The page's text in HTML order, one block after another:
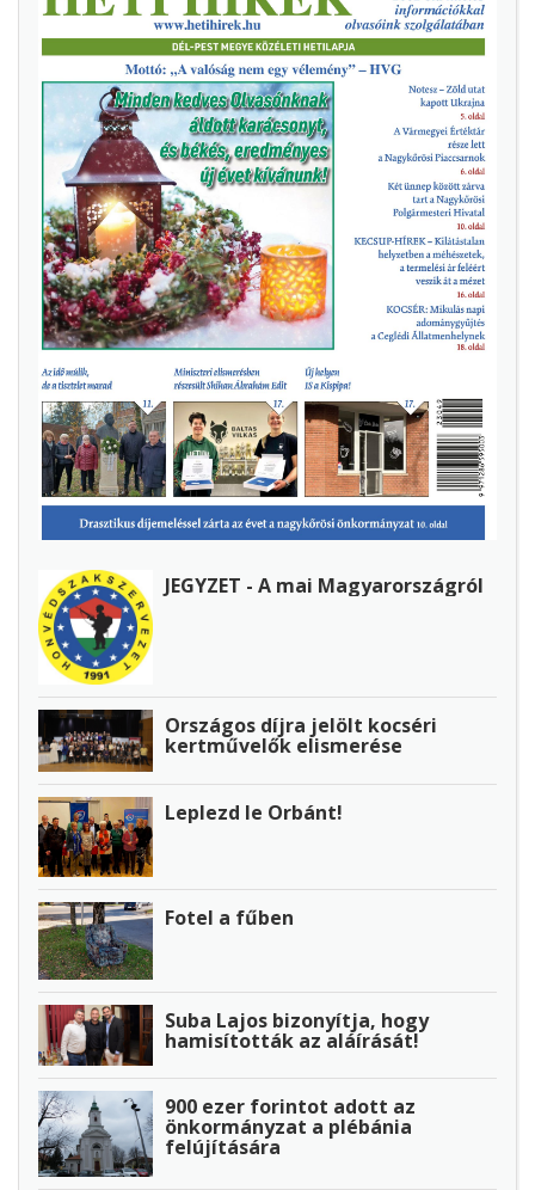
JEGYZET - A mai Magyarországról
Országos díjra jelölt kocséri
kertművelők elismerése
Leplezd le Orbánt!
Fotel a fűben
Suba Lajos bizonyítja, hogy
hamisították az aláírását!
900 ezer forintot adott az
önkormányzat a plébánia
felújítására